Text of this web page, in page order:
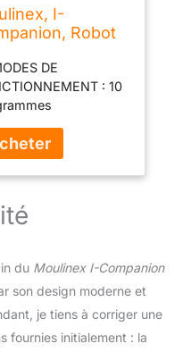
I-
Robot
Capacité
personnes,
Fabriqué en
HF908120
DE
: 10
1 cuisson sans
maintien au
connectivité
cuiseur
les plus
d'après des
externes réalisés
une norme
du Moulinex I-Companion
son design moderne et
je tiens à corriger une
fournies initialement : la